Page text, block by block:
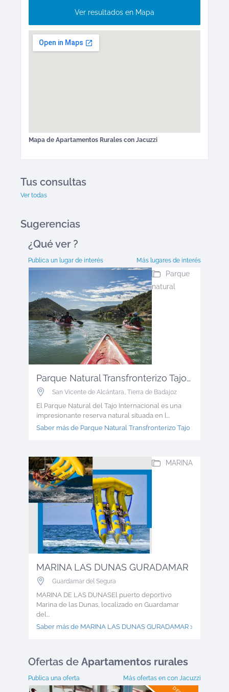
Ver resultados en Mapa
Mapa de Apartamentos Rurales con Jacuzzi
Tus consultas
Ver todas
Sugerencias
¿Qué ver ?
Publica un lugar de interés Más lugares de interés
Parque Natural Transfronterizo Tajo ...
San Vicente de Alcántara Tierra de Badajoz
El Parque Natural del Tajo Internacional es una
impresionante reserva natural situada en l...
Parque
natural
Saber más de Parque Natural Transfronterizo Tajo >
MARINA LAS DUNAS GURADAMAR
Guardamar del Segura
MARINA DE LAS DUNASEl puerto deportivo
Marina de las Dunas, localizado en Guardamar
del...
MARINA
Saber más de MARINA LAS DUNAS GURADAMAR >
Ofertas de Apartamentos rurales
Publica una oferta Más ofertas en con Jacuzzi